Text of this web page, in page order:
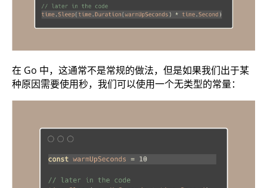
在 Go 中，这通常不是常规的做法，但是如果我们出于某
种原因需要使用秒，我们可以使用一个无类型的常量：